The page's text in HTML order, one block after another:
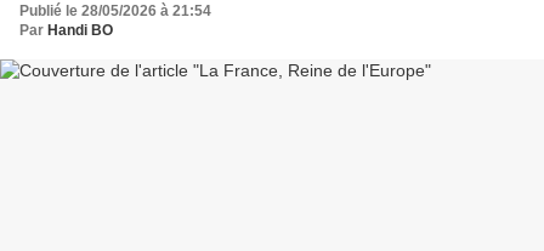
Publié le 28/05/2026 à 21:54
Par Handi BO